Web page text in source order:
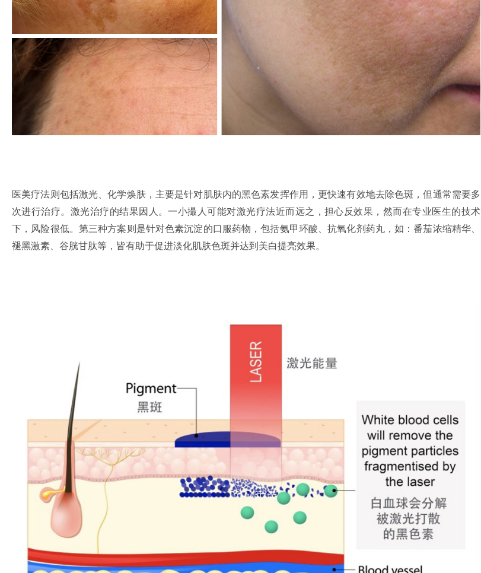
医美疗法则包括激光、化学焕肤，主要是针对肌肤内的黑色素发挥作用，更快速有效地去除色斑，但通常需要多
次进行治疗。激光治疗的结果因人。一小撮人可能对激光疗法近而远之，担心反效果，然而在专业医生的技术
下，风险很低。第三种方案则是针对色素沉淀的口服药物，包括氨甲环酸、抗氧化剂药丸，如：番茄浓缩精华、
褪黑激素、谷胱甘肽等，皆有助于促进淡化肌肤色斑并达到美白提亮效果。